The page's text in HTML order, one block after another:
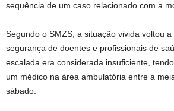
sequência de um caso relacionado com a
Segundo o SMZS, a situação vivida voltou
segurança de doentes e profissionais de
escalada era considerada insuficiente,
um médico na área ambulatória entre a
sábado.